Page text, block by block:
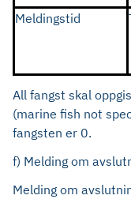
Meldingstid
All fangst skal
(marine fish not
fangsten er 0.
f) Melding om
Melding om